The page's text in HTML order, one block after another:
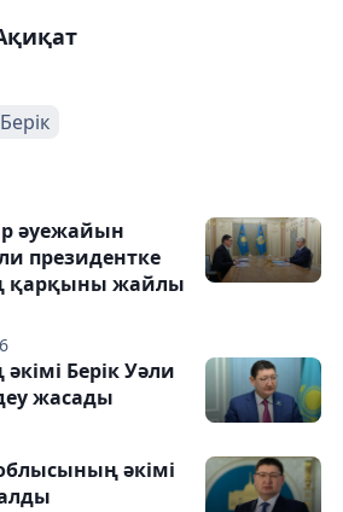
әуежайын
президентке
қарқыны жайлы
Берік Уәли
жасады
әкімі